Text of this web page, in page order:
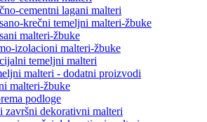
cementni lagani malteri
krečni temeljni malteri-žbuke
malteri-žbuke
izolacioni malteri-žbuke
temeljni malteri
malteri - dodatni proizvodi
malteri-žbuke
podloge
završni dekorativni malteri